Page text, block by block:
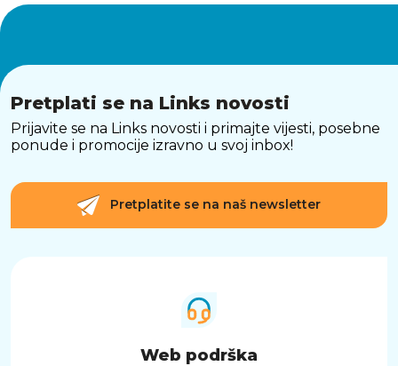
Pretplati se na Links novosti
Prijavite se na Links novosti i primajte vijesti, posebne
ponude i promocije izravno u svoj inbox!
Pretplatite se na naš newsletter
Web podrška